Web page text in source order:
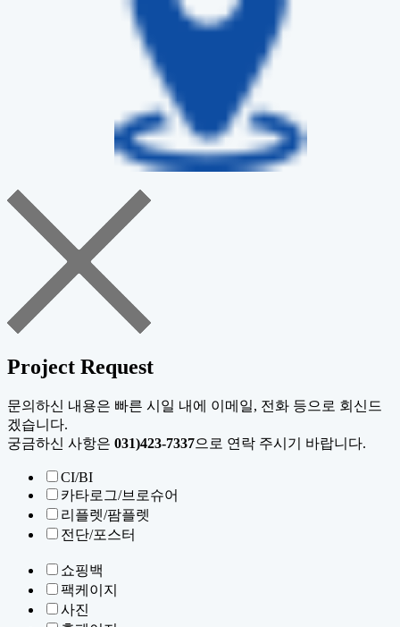
Project Request
문의하신 내용은 빠른 시일 내에 이메일, 전화 등으로 회신드
겠습니다.
궁금하신 사항은 031)423-7337으로 연락 주시기 바랍니다.
CI/BI
카타로그/브로슈어
리플렛/팜플렛
전단/포스터
쇼핑백
팩케이지
사진